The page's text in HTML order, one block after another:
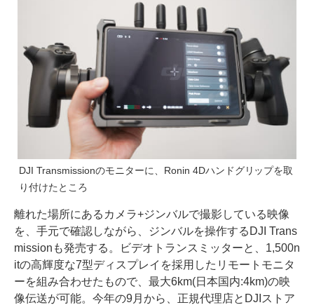
DJI Transmissionのモニターに、Ronin 4Dハンドグリップを取
り付けたところ
離れた場所にあるカメラ+ジンバルで撮影している映像
を、手元で確認しながら、ジンバルを操作するDJI Trans
missionも発売する。ビデオトランスミッターと、1,500n
itの高輝度な7型ディスプレイを採用したリモートモニタ
ーを組み合わせたもので、最大6km(日本国内:4km)の映
像伝送が可能。今年の9月から、正規代理店とDJIストア